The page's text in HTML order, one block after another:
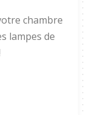
chambre
lampes de